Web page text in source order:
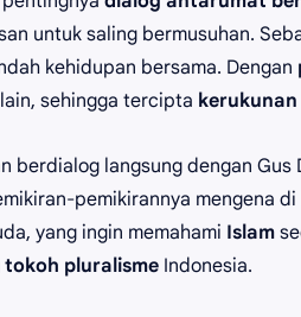
untuk saling bermusuhan.
kehidupan bersama. Dengan
sehingga tercipta kerukunan
berdialog langsung dengan Gus
pemikirannya mengena
yang ingin memahami Islam
tokoh pluralisme Indonesia.